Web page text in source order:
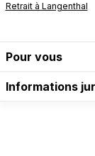
Retrait à Langenthal
Pour vous
Informations